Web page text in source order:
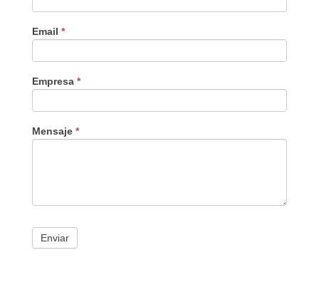
Email *
Empresa *
Mensaje *
Enviar